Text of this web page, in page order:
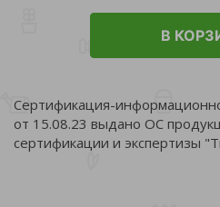
В
Сертификация-
от 15.08.23 выдано ОС
сертификации и экспертизы